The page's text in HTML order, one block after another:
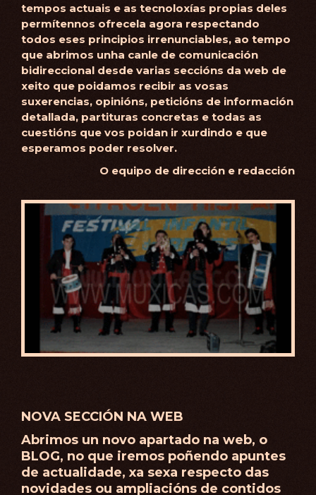
tempos actuais e as tecnoloxías propias deles
permítennos ofrecela agora respectando
todos eses principios irrenunciables, ao tempo
que abrimos unha canle de comunicación
bidireccional desde varias seccións da web de
xeito que poidamos recibir as vosas
suxerencias, opinións, peticións de información
detallada, partituras concretas e todas as
cuestións que vos poidan ir xurdindo e que
esperamos poder resolver.
O equipo de dirección e redacción
NOVA SECCIÓN NA WEB
Abrimos un novo apartado na web, o
BLOG, no que iremos poñendo apuntes
de actualidade, xa sexa respecto das
novidades ou ampliacións de contidos